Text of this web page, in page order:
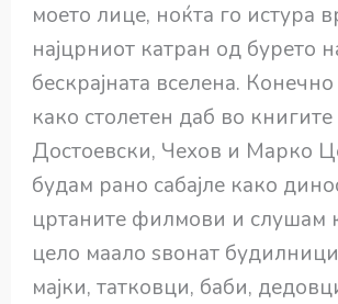
моето лице, ноќта го истура
најцрниот катран од бурето
бескрајната вселена.
како столетен даб во книгите
Достоевски, Чехов и Марко
будам рано сабајле како
цртаните филмови и слушам
цело маало ѕвонат
мајки, татковци, баби,